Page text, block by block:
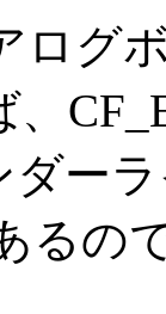
ログ
ー
るの